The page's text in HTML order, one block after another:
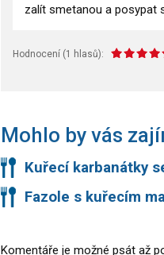
zalít smetanou a posypat
Hodnocení (1 hlasů):
Mohlo by vás
Kuřecí karbanátky
Fazole s kuřecím
Komentáře je možné psát až